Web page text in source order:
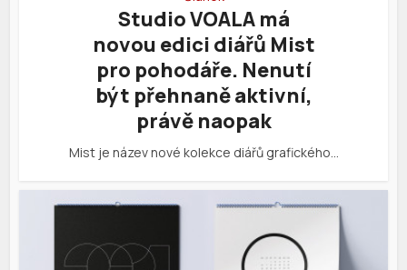
Studio VOALA má
novou edici diářů Mist
pro pohodáře. Nenutí
být přehnaně aktivní,
právě naopak
Mist je název nové kolekce diářů grafického…